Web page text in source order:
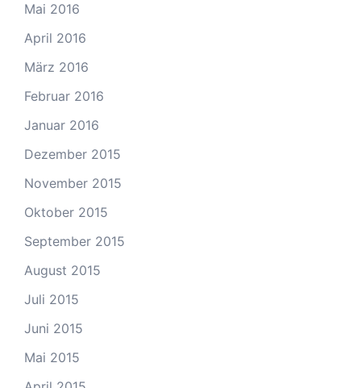
Mai 2016
April 2016
März 2016
Februar 2016
Januar 2016
Dezember 2015
November 2015
Oktober 2015
September 2015
August 2015
Juli 2015
Juni 2015
Mai 2015